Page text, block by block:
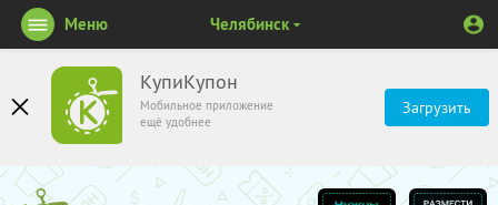
КупиКупон
Мобильное приложение
ещё удобнее
Загрузить
Меню Челябинск